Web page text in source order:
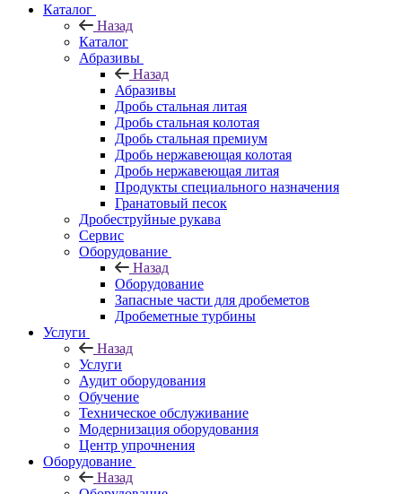
Каталог
Назад
Каталог
Абразивы
Назад
Абразивы
Дробь стальная литая
Дробь стальная колотая
Дробь стальная премиум
Дробь нержавеющая колотая
Дробь нержавеющая литая
Продукты специального назначения
Гранатовый песок
Дробеструйные рукава
Сервис
Оборудование
Назад
Оборудование
Запасные части для дробеметов
Дробеметные турбины
Услуги
Назад
Услуги
Аудит оборудования
Обучение
Техническое обслуживание
Модернизация оборудования
Центр упрочнения
Оборудование
Назад